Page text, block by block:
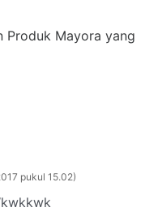
Produk Mayora yang
pukul 15.02